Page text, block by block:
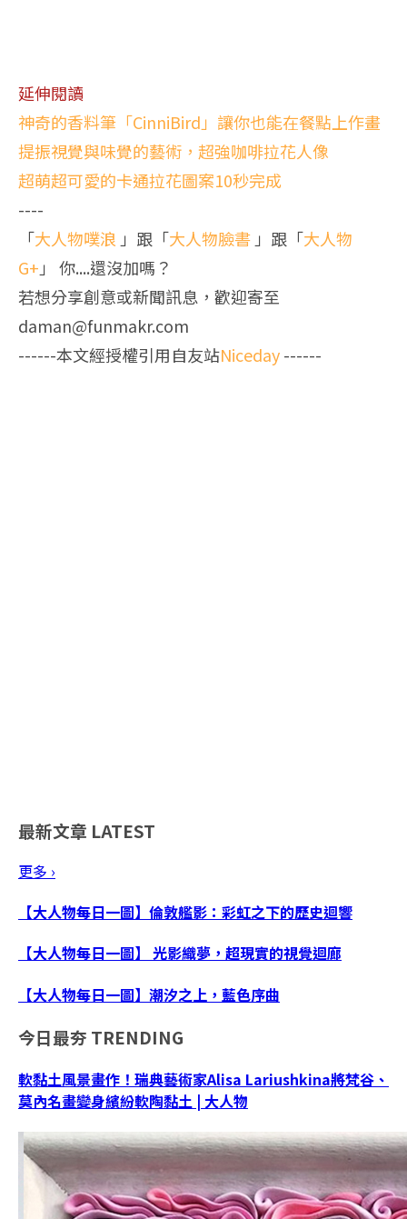
延伸閱讀
神奇的香料筆「CinniBird」讓你也能在餐點上作畫
提振視覺與味覺的藝術，超強咖啡拉花人像
超萌超可愛的卡通拉花圖案10秒完成
----
「大人物噗浪 」跟「大人物臉書」跟「大人物
G+」 你....還沒加嗎？
若想分享創意或新聞訊息，歡迎寄至
daman@funmakr.com
------本文經授權引用自友站Niceday------
最新文章 LATEST
更多 ›
【大人物每日一圖】倫敦艦影：彩虹之下的歷史迴響
【大人物每日一圖】 光影織夢，超現實的視覺迴廊
【大人物每日一圖】潮汐之上，藍色序曲
今日最夯 TRENDING
軟黏土風景畫作！瑞典藝術家Alisa Lariushkina將梵谷、
莫內名畫變身繽紛軟陶黏土 | 大人物